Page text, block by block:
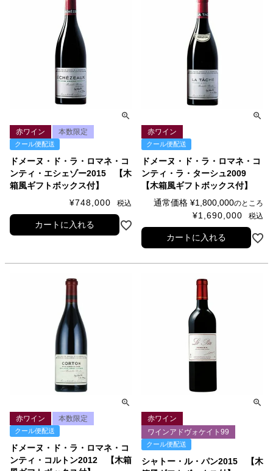
ドメーヌ・ド・ラ・ロマネ・コ
ンティ・エシェゾー2015 【木
箱風ギフトボックス付】
赤ワイン 本数限定
クール便配送
¥748,000 税込
カートに入れる
ドメーヌ・ド・ラ・ロマネ・コ
ンティ・ラ・ターシュ2009
【木箱風ギフトボックス付】
赤ワイン
クール便配送
通常価格 ¥1,800,000のところ
¥1,690,000 税込
カートに入れる
ドメーヌ・ド・ラ・ロマネ・コ
ンティ・コルトン2012 【木箱
赤ワイン 本数限定
クール便配送
シャトー・ル・パン2015 【木
赤ワイン
ワインアドヴォケイト99
クール便配送